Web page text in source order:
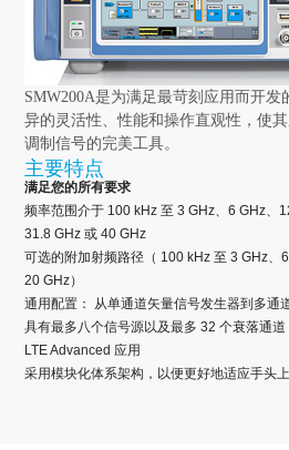
SMW200A是为满足最苛刻应用而开
异的灵活性、性能和操作直观性，使
调制信号的完美工具。
主要特点
满足您的所有要求
频率范围介于 100 kHz 至 3 GHz、6 GHz、
31.8 GHz 或 40 GHz
可选的附加射频路径（ 100 kHz 至 3 GHz、
20 GHz）
通用配置： 从单通道矢量信号发生器到多通
具有最多八个信号源以及最多 32 个衰落通
LTE Advanced 应用
采用模块化体系架构，以便更好地适应手头